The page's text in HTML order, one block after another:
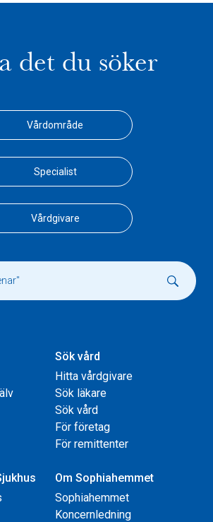
det du söker
Vårdområde
Specialist
Vårdgivare
Sök vård
Hitta vårdgivare
Sök läkare
Sök vård
För företag
För remittenter
Om Sophiahemmet
Sophiahemmet
Koncernledning